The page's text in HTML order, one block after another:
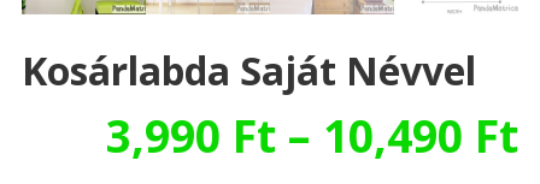
Kosárlabda Saját Névvel
3,990 Ft – 10,490 Ft